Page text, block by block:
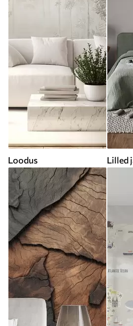
Loodus Lilled